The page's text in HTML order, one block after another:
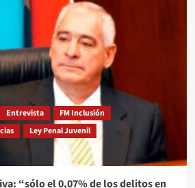
Entrevista
FM Inclusión
Ley Penal Juvenil
“sólo el 0,07% de los delitos en